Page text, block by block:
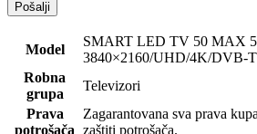
Model
SMART LED TV 50 MAX
3840×2160/UHD/4K/DVB-
Robna
grupa
Televizori
Prava
potrošača
Zagarantovana sva prava
zaštiti potrošača.